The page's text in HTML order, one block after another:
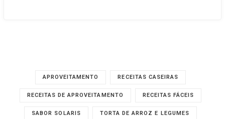
APROVEITAMENTO RECEITAS CASEIRAS
RECEITAS DE APROVEITAMENTO RECEITAS FÁCEIS
SABOR SOLARIS TORTA DE ARROZ E LEGUMES